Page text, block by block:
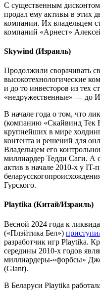
С существенным
продал ему активы в этих
компании. Их владельцем
компаний «Арнест»
Skywind (Израиль)
Продолжили сворачивать
высокотехнологические
и до то инвесторов из тех
«недружественные» — до
В начале года о том, что
(компанию «Скайвинд Тек
крупнейших в мире
контента и решений для
Владельцем его
миллиардер Тедди Саги. А
актив в начале 2010-х у IT-
Гурского.
Playtika (Китай/Израиль)
Весной 2024 года к
(«Плэйтика Бел»)
разработчик игр Playtika.
середины 2010-х годов
миллиардеры-«форбсы»
(Giant).
В Беларуси Playtika